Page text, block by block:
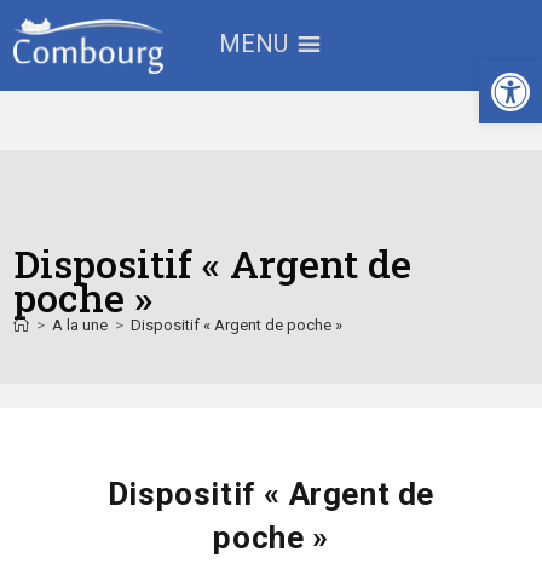
MENU
Dispositif « Argent de
poche »
> A la une > Dispositif « Argent de poche »
Dispositif « Argent de
poche »